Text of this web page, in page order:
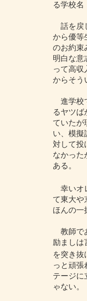
る学校名
話を戻
から優等
のお約束
明白な意
って高収
からそう
進学校
るヤツば
ていたが
い、模擬
対して投
なかった
ある。
幸いオ
て東大や
ほんの一
教師で
励ましは
を突き抜
っと頑張
テージに
ゃない。